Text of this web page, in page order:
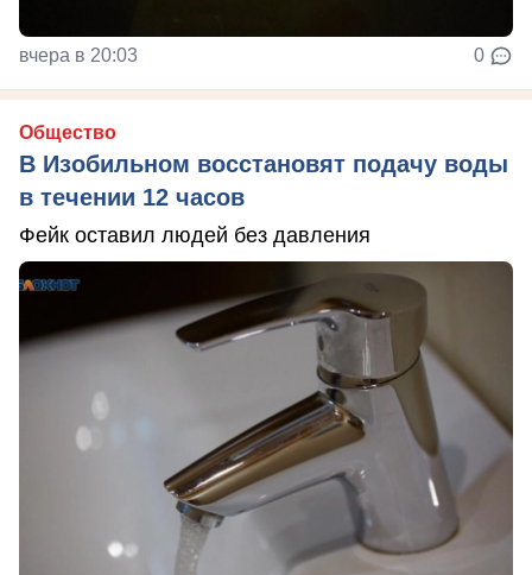
вчера в 20:03 0
Общество
В Изобильном восстановят подачу воды
в течении 12 часов
Фейк оставил людей без давления